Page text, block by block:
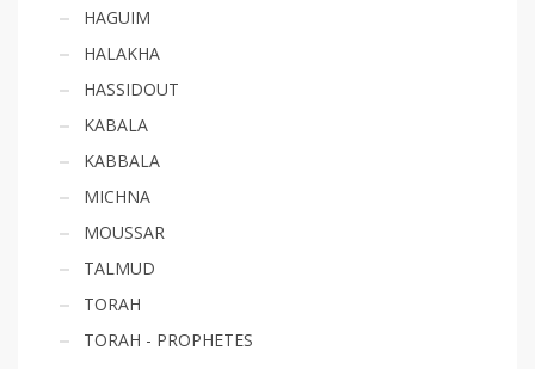
HAGUIM
HALAKHA
HASSIDOUT
KABALA
KABBALA
MICHNA
MOUSSAR
TALMUD
TORAH
TORAH - PROPHETES